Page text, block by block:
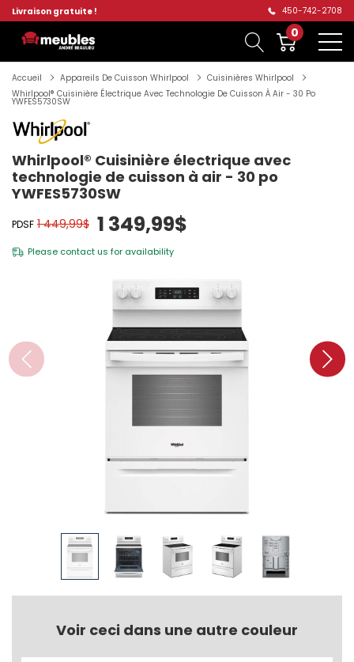
Livraison gratuite ! 450-742-2708
0
Accueil Appareils De Cuisson Whirlpool
Cuisinières Whirlpool
Whirlpool® Cuisinière Électrique Avec Technologie De Cuisson À Air - 30 Po
YWFES5730SW
Whirlpool® Cuisinière électrique avec
technologie de cuisson à air - 30 po
YWFES5730SW
PDSF 1 449,99$ 1 349,99$
Please contact us for availability
Voir ceci dans une autre couleur